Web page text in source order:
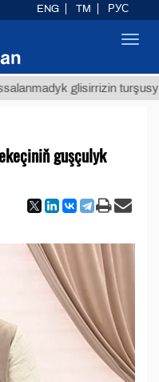
glisirrizin turşusy (t.)
guşçulyk
ENG TM РУС